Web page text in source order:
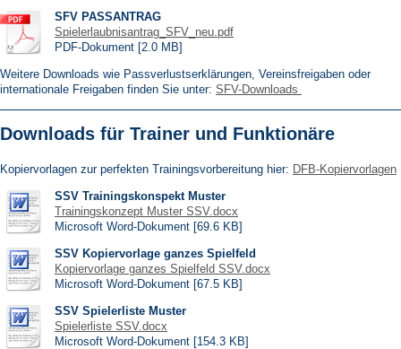
SFV PASSANTRAG
Spielerlaubnisantrag_SFV_neu.pdf
PDF-Dokument [2.0 MB]
Weitere Downloads wie Passverlustserklärungen, Vereinsfreigaben oder
internationale Freigaben finden Sie unter: SFV-Downloads
Downloads für Trainer und Funktionäre
Kopiervorlagen zur perfekten Trainingsvorbereitung hier: DFB-Kopiervorlagen
SSV Trainingskonspekt Muster
Trainingskonzept Muster SSV.docx
Microsoft Word-Dokument [69.6 KB]
SSV Kopiervorlage ganzes Spielfeld
Kopiervorlage ganzes Spielfeld SSV.docx
Microsoft Word-Dokument [67.5 KB]
SSV Spielerliste Muster
Spielerliste SSV.docx
Microsoft Word-Dokument [154.3 KB]